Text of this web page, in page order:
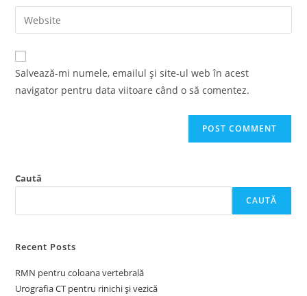
comment
email
address
comment
Enter
your
website
URL
Salvează-mi numele, emailul și site-ul web în acest
navigator pentru data viitoare când o să comentez.
Caută
CAUTĂ
Recent Posts
RMN pentru coloana vertebrală
Urografia CT pentru rinichi și vezică